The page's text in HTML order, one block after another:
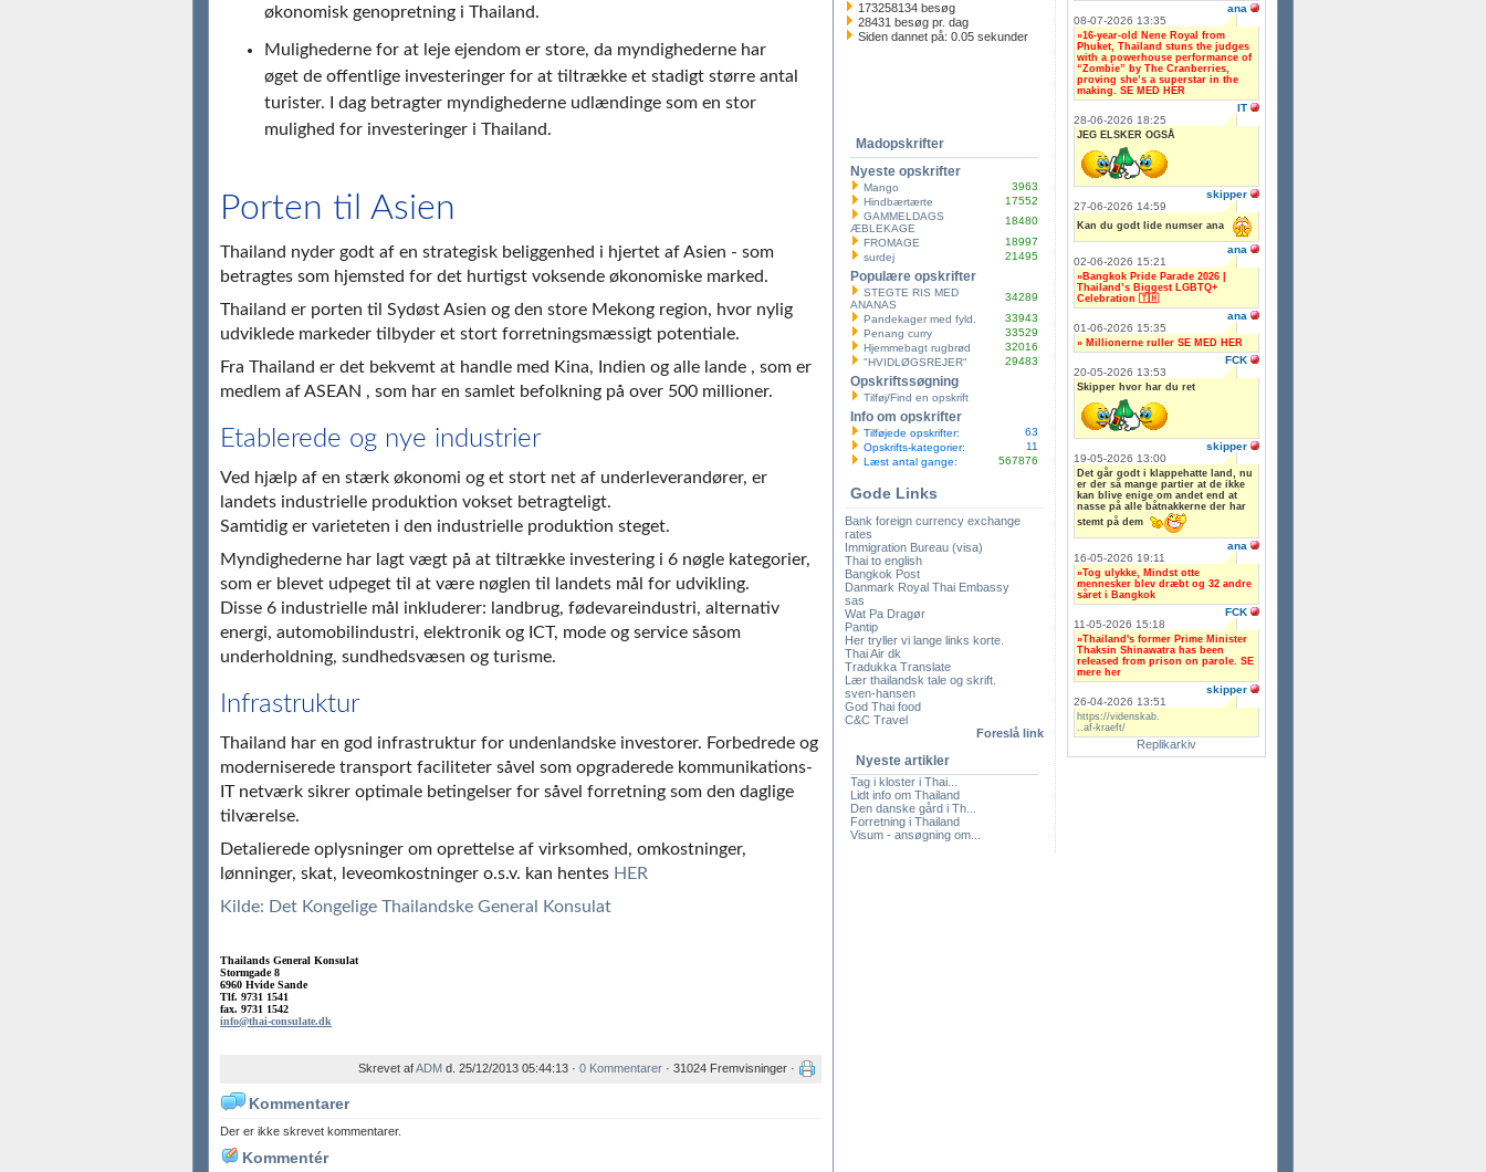
økonomisk genopretning i Thailand.
Mulighederne for at leje ejendom er store, da myndighederne har
øget de offentlige investeringer for at tiltrække et stadigt større antal
turister. I dag betragter myndighederne udlændinge som en stor
mulighed for investeringer i Thailand.
Porten til Asien
Thailand nyder godt af en strategisk beliggenhed i hjertet af Asien - som
betragtes som hjemsted for det hurtigst voksende økonomiske marked.
Thailand er porten til Sydøst Asien og den store Mekong region, hvor nylig
udviklede markeder tilbyder et stort forretningsmæssigt potentiale.
Fra Thailand er det bekvemt at handle med Kina, Indien og alle lande , som er
medlem af ASEAN , som har en samlet befolkning på over 500 millioner.
Etablerede og nye industrier
Ved hjælp af en stærk økonomi og et stort net af underleverandører, er
landets industrielle produktion vokset betragteligt.
Samtidig er varieteten i den industrielle produktion steget.
Myndighederne har lagt vægt på at tiltrække investering i 6 nøgle kategorier,
som er blevet udpeget til at være nøglen til landets mål for udvikling.
Disse 6 industrielle mål inkluderer: landbrug, fødevareindustri, alternativ
energi, automobilindustri, elektronik og ICT, mode og service såsom
underholdning, sundhedsvæsen og turisme.
Infrastruktur
Thailand har en god infrastruktur for undenlandske investorer. Forbedrede og
moderniserede transport faciliteter såvel som opgraderede kommunikations-
IT netværk sikrer optimale betingelser for såvel forretning som den daglige
tilværelse.
Detalierede oplysninger om oprettelse af virksomhed, omkostninger,
lønninger, skat, leveomkostninger o.s.v. kan hentes HER
Kilde: Det Kongelige Thailandske General Konsulat
Thailands General Konsulat
Stormgade 8
6960 Hvide Sande
Tlf. 9731 1541
fax. 9731 1542
info@thai-consulate.dk
Skrevet afADM d. 25/12/2013 05:44:13 · 0 Kommentarer · 31024 Fremvisninger ·
Kommentarer
Der er ikke skrevet kommentarer.
Kommentér
173258134 besøg
28431 besøg pr. dag
Siden dannet på: 0.05 sekunder
Madopskrifter
Nyeste opskrifter
Mango
3963
Hindbærtærte
17552
GAMMELDAGS
ÆBLEKAGE
18480
FROMAGE
18997
surdej
21495
Populære opskrifter
STEGTE RIS MED
ANANAS
34289
Pandekager med fyld.
33943
Penang curry
33529
Hjemmebagt rugbrød
32016
"HVIDLØGSREJER"
29483
Opskriftssøgning
Tilføj/Find en opskrift
Info om opskrifter
Tilføjede opskrifter:
63
Opskrifts-kategorier:
11
Læst antal gange:
567876
Gode Links
Bank foreign currency exchange
rates
Immigration Bureau (visa)
Thai to english
Bangkok Post
Danmark Royal Thai Embassy
sas
Wat Pa Dragør
Pantip
Her tryller vi lange links korte.
Thai Air dk
Tradukka Translate
Lær thailandsk tale og skrift.
sven-hansen
God Thai food
C&C Travel
Foreslå link
Nyeste artikler
Tag i kloster i Thai...
Lidt info om Thailand
Den danske gård i Th...
Forretning i Thailand
Visum - ansøgning om...
ana
08-07-2026 13:35
»16-year-old Nene Royal from
Phuket, Thailand stuns the judges
with a powerhouse performance of
“Zombie” by The Cranberries,
proving she’s a superstar in the
making. SE MED HER
IT
28-06-2026 18:25
JEG ELSKER OGSÅ
skipper
27-06-2026 14:59
Kan du godt lide numser ana
ana
02-06-2026 15:21
»Bangkok Pride Parade 2026 |
Thailand’s Biggest LGBTQ+
Celebration 🇹🇭
ana
01-06-2026 15:35
» Millionerne ruller SE MED HER
FCK
20-05-2026 13:53
Skipper hvor har du ret
skipper
19-05-2026 13:00
Det går godt i klappehatte land, nu
er der så mange partier at de ikke
kan blive enige om andet end at
nasse på alle båtnakkerne der har
stemt på dem
ana
16-05-2026 19:11
»Tog ulykke, Mindst otte
mennesker blev dræbt og 32 andre
såret i Bangkok
FCK
11-05-2026 15:18
»Thailand's former Prime Minister
Thaksin Shinawatra has been
released from prison on parole. SE
mere her
skipper
26-04-2026 13:51
https://videnskab.
..af-kraeft/
Replikarkiv